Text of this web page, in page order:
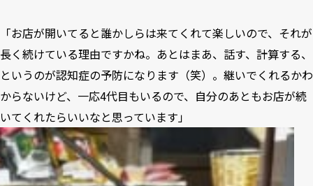
「お店が開いてると誰かしらは来てくれて楽しいので、それが
長く続けている理由ですかね。あとはまあ、話す、計算する、
というのが認知症の予防になります（笑）。継いでくれるかわ
からないけど、一応4代目もいるので、自分のあともお店が続
いてくれたらいいなと思っています」